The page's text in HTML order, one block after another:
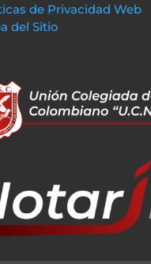
de Privacidad Web
del Sitio